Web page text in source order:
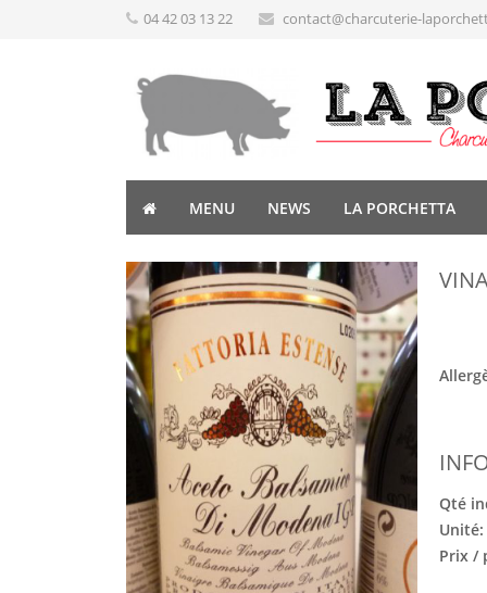
04 42 03 13 22 contact@charcuterie-
MENU NEWS LA PORCHETTA
Qté
Unité:
Prix /